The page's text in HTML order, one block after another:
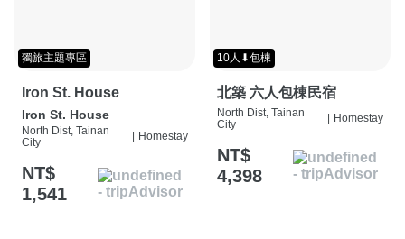
獨旅主題專區
Iron St. House
Iron St. House
North Dist, Tainan
City
Homestay
NT$
1,541
10人⬇包棟
北築 六人包棟民宿
North Dist, Tainan
City
Homestay
NT$
4,398